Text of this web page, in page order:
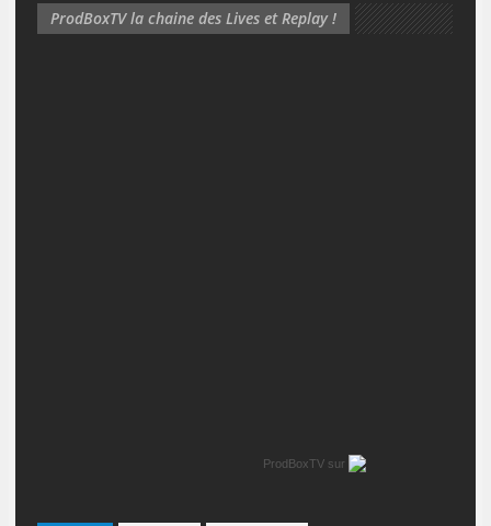
ProdBoxTV la chaine des Lives et Replay !
ProdBoxTV sur